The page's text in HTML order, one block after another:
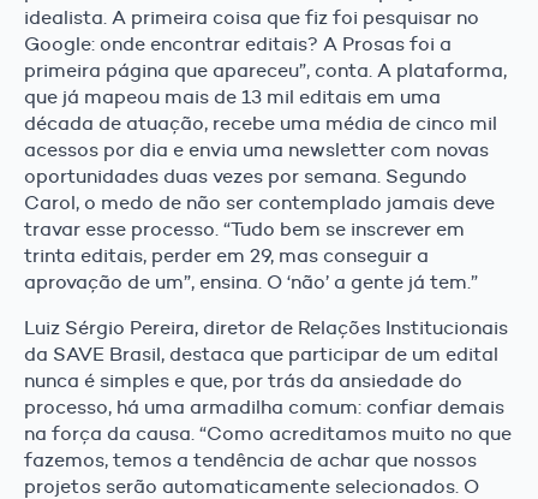
idealista. A primeira coisa que fiz foi pesquisar no
Google: onde encontrar editais? A Prosas foi a
primeira página que apareceu”, conta. A plataforma,
que já mapeou mais de 13 mil editais em uma
década de atuação, recebe uma média de cinco mil
acessos por dia e envia uma newsletter com novas
oportunidades duas vezes por semana. Segundo
Carol, o medo de não ser contemplado jamais deve
travar esse processo. “Tudo bem se inscrever em
trinta editais, perder em 29, mas conseguir a
aprovação de um”, ensina. O ‘não’ a gente já tem.”
Luiz Sérgio Pereira, diretor de Relações Institucionais
da SAVE Brasil, destaca que participar de um edital
nunca é simples e que, por trás da ansiedade do
processo, há uma armadilha comum: confiar demais
na força da causa. “Como acreditamos muito no que
fazemos, temos a tendência de achar que nossos
projetos serão automaticamente selecionados. O